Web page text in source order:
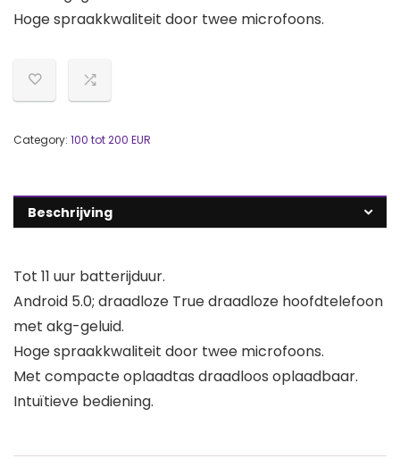
Hoge spraakkwaliteit door twee microfoons.
Category: 100 tot 200 EUR
Beschrijving
Tot 11 uur batterijduur.
Android 5.0; draadloze True draadloze hoofdtelefoon
met akg-geluid.
Hoge spraakkwaliteit door twee microfoons.
Met compacte oplaadtas draadloos oplaadbaar.
Intuïtieve bediening.